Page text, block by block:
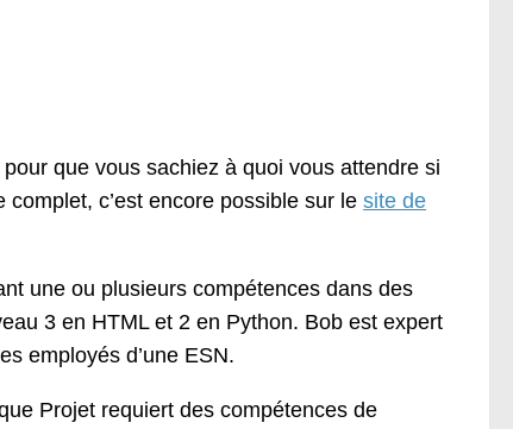
que vous sachiez à quoi vous attendre si
c’est encore possible sur le site de
une ou plusieurs compétences dans des
3 en HTML et 2 en Python. Bob est expert
employés d’une ESN.
Projet requiert des compétences de